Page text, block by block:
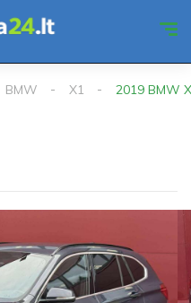
BMW X1 2019 BMW